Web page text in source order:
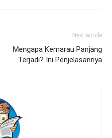
Next article
Mengapa Kemarau Panjang
Terjadi? Ini Penjelasannya